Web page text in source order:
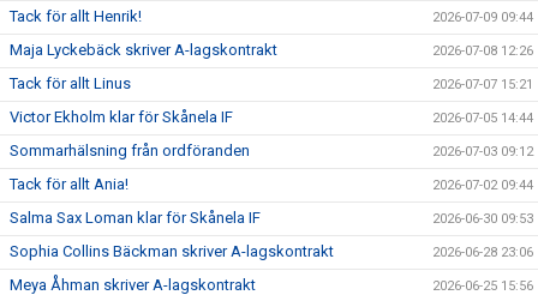
Tack för allt Henrik! 2026-07-09 09:44
Maja Lyckebäck skriver A-lagskontrakt 2026-07-08 12:26
Tack för allt Linus 2026-07-07 15:21
Victor Ekholm klar för Skånela IF 2026-07-05 14:44
Sommarhälsning från ordföranden 2026-07-03 09:12
Tack för allt Ania! 2026-07-02 09:44
Salma Sax Loman klar för Skånela IF 2026-06-30 09:53
Sophia Collins Bäckman skriver A-lagskontrakt 2026-06-28 23:06
Meya Åhman skriver A-lagskontrakt 2026-06-25 15:56